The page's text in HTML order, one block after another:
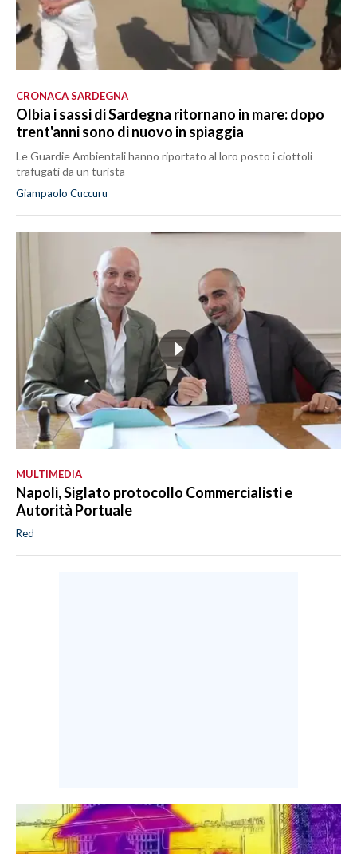
CRONACA SARDEGNA
Olbia i sassi di Sardegna ritornano in mare: dopo
trent'anni sono di nuovo in spiaggia
Le Guardie Ambientali hanno riportato al loro posto i ciottoli
trafugati da un turista
Giampaolo Cuccuru
MULTIMEDIA
Napoli, Siglato protocollo Commercialisti e
Autorità Portuale
Red